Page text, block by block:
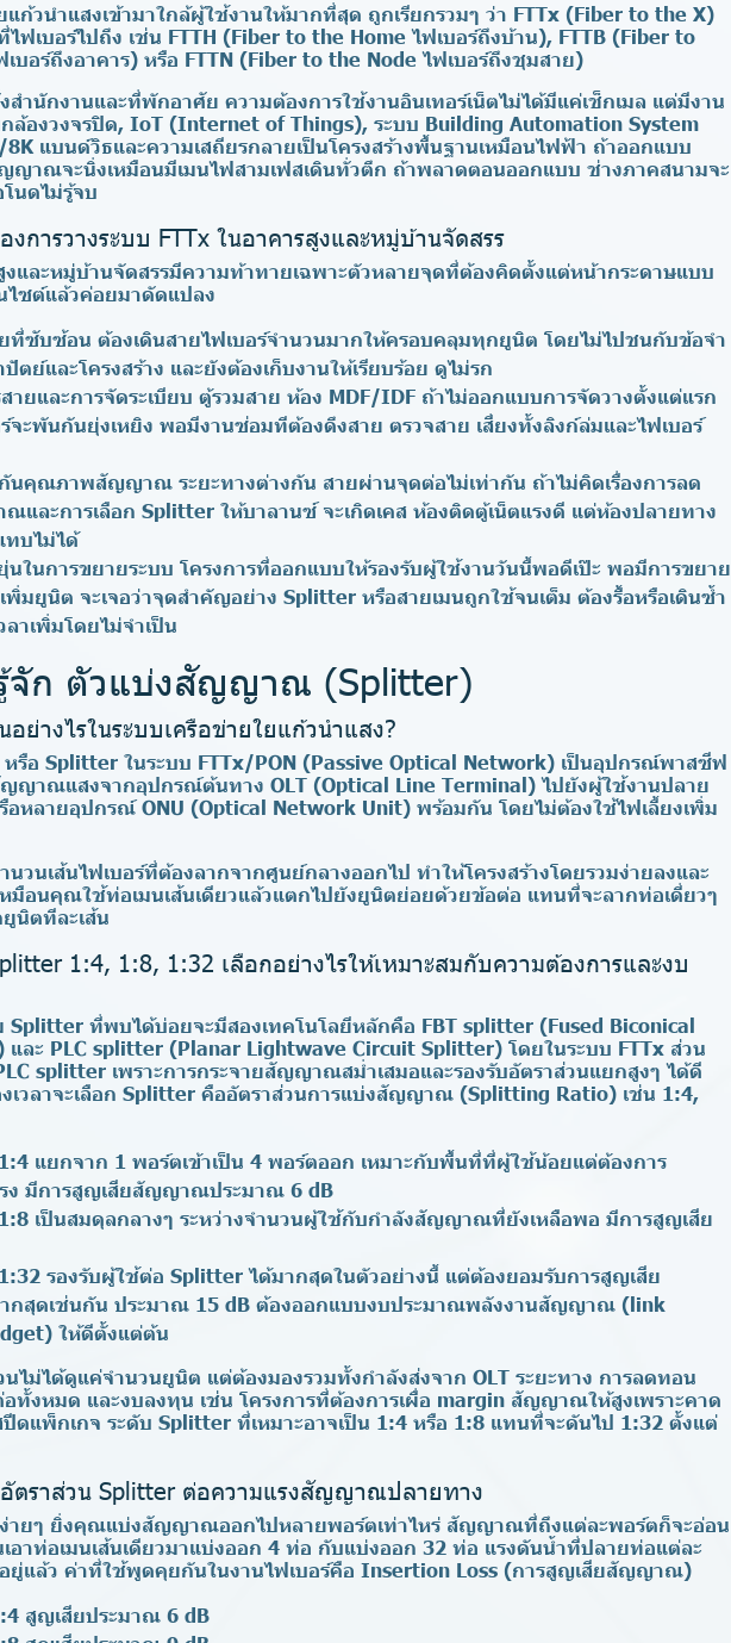
แก้วนำแสงเข้ามาใกล้ผู้ใช้งานให้มากที่สุด ถูกเรียกรวมๆ ว่า FTTx (Fiber to the X)
ฟเบอร์ไปถึง เช่น FTTH (Fiber to the Home ไฟเบอร์ถึงบ้าน), FTTB (Fiber to
บอร์ถึงอาคาร) หรือ FTTN (Fiber to the Node ไฟเบอร์ถึงชุมสาย)
สำนักงานและที่พักอาศัย ความต้องการใช้งานอินเทอร์เน็ตไม่ได้มีแค่เช็กเมล แต่มีงาน
ล้องวงจรปิด, IoT (Internet of Things), ระบบ Building Automation System
แบนด์วิธและความเสถียรกลายเป็นโครงสร้างพื้นฐานเหมือนไฟฟ้า ถ้าออกแบบ
ญาณจะนิ่งเหมือนมีเมนไฟสามเฟสเดินทั่วตึก ถ้าพลาดตอนออกแบบ ช่างภาคสนามจะ
นดไม่รู้จบ
การวางระบบ FTTx ในอาคารสูงและหมู่บ้านจัดสรร
งและหมู่บ้านจัดสรรมีความท้าทายเฉพาะตัวหลายจุดที่ต้องคิดตั้งแต่หน้ากระดาษแบบ
ไซต์แล้วค่อยมาดัดแปลง
ยที่ซับซ้อน ต้องเดินสายไฟเบอร์จำนวนมากให้ครอบคลุมทุกยูนิต โดยไม่ไปชนกับข้อจำ
ตย์และโครงสร้าง และยังต้องเก็บงานให้เรียบร้อย ดูไม่รก
ายและการจัดระเบียบ ตู้รวมสาย ห้อง MDF/IDF ถ้าไม่ออกแบบการจัดวางตั้งแต่แรก
จะพันกันยุ่งเหยิง พอมีงานซ่อมทีต้องดึงสาย ตรวจสาย เสี่ยงทั้งลิงก์ล่มและไฟเบอร์
กันคุณภาพสัญญาณ ระยะทางต่างกัน สายผ่านจุดต่อไม่เท่ากัน ถ้าไม่คิดเรื่องการลด
ละการเลือก Splitter ให้บาลานซ์ จะเกิดเคส ห้องติดตู้เน็ตแรงดี แต่ห้องปลายทาง
ทบไม่ได้
ในการขยายระบบ โครงการที่ออกแบบให้รองรับผู้ใช้งานวันนี้พอดีเป๊ะ พอมีการขยาย
พิ่มยูนิต จะเจอว่าจุดสำคัญอย่าง Splitter หรือสายเมนถูกใช้จนเต็ม ต้องรื้อหรือเดินซ้ำ
ลาเพิ่มโดยไม่จำเป็น
จัก ตัวแบ่งสัญญาณ (Splitter)
ย่างไรในระบบเครือข่ายใยแก้วนำแสง?
อ Splitter ในระบบ FTTx/PON (Passive Optical Network) เป็นอุปกรณ์พาสซีฟ
ญาณแสงจากอุปกรณ์ต้นทาง OLT (Optical Line Terminal) ไปยังผู้ใช้งานปลาย
อหลายอุปกรณ์ ONU (Optical Network Unit) พร้อมกัน โดยไม่ต้องใช้ไฟเลี้ยงเพิ่ม
วนเส้นไฟเบอร์ที่ต้องลากจากศูนย์กลางออกไป ทำให้โครงสร้างโดยรวมง่ายลงและ
มือนคุณใช้ท่อเมนเส้นเดียวแล้วแตกไปยังยูนิตย่อยด้วยข้อต่อ แทนที่จะลากท่อเดี่ยวๆ
นิตทีละเส้น
1:4, 1:8, 1:32 เลือกอย่างไรให้เหมาะสมกับความต้องการและงบ
Splitter ที่พบได้บ่อยจะมีสองเทคโนโลยีหลักคือ FBT splitter (Fused Biconical
ละ PLC splitter (Planar Lightwave Circuit Splitter) โดยในระบบ FTTx ส่วน
splitter เพราะการกระจายสัญญาณสม่ำเสมอและรองรับอัตราส่วนแยกสูงๆ ได้ดี
เวลาจะเลือก Splitter คืออัตราส่วนการแบ่งสัญญาณ (Splitting Ratio) เช่น 1:4,
แยกจาก 1 พอร์ตเข้าเป็น 4 พอร์ตออก เหมาะกับพื้นที่ที่ผู้ใช้น้อยแต่ต้องการ
มีการสูญเสียสัญญาณประมาณ 6 dB
เป็นสมดุลกลางๆ ระหว่างจำนวนผู้ใช้กับกำลังสัญญาณที่ยังเหลือพอ มีการสูญเสีย
รองรับผู้ใช้ต่อ Splitter ได้มากสุดในตัวอย่างนี้ แต่ต้องยอมรับการสูญเสีย
สุดเช่นกัน ประมาณ 15 dB ต้องออกแบบงบประมาณพลังงานสัญญาณ (link
ให้ดีตั้งแต่ต้น
นไม่ได้ดูแค่จำนวนยูนิต แต่ต้องมองรวมทั้งกำลังส่งจาก OLT ระยะทาง การลดทอน
ทั้งหมด และงบลงทุน เช่น โครงการที่ต้องการเผื่อ margin สัญญาณให้สูงเพราะคาด
ดแพ็กเกจ ระดับ Splitter ที่เหมาะอาจเป็น 1:4 หรือ 1:8 แทนที่จะดันไป 1:32 ตั้งแต่
ตราส่วน Splitter ต่อความแรงสัญญาณปลายทาง
ง่ายๆ ยิ่งคุณแบ่งสัญญาณออกไปหลายพอร์ตเท่าไหร่ สัญญาณที่ถึงแต่ละพอร์ตก็จะอ่อน
เอาท่อเมนเส้นเดียวมาแบ่งออก 4 ท่อ กับแบ่งออก 32 ท่อ แรงดันน้ำที่ปลายท่อแต่ละ
อยู่แล้ว ค่าที่ใช้พูดคุยกันในงานไฟเบอร์คือ Insertion Loss (การสูญเสียสัญญาณ)
สูญเสียประมาณ 6 dB